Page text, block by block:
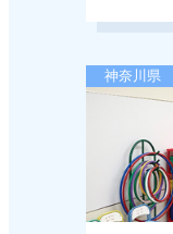
[3歳
ント
【船
2026
キッ
【川
神奈川県